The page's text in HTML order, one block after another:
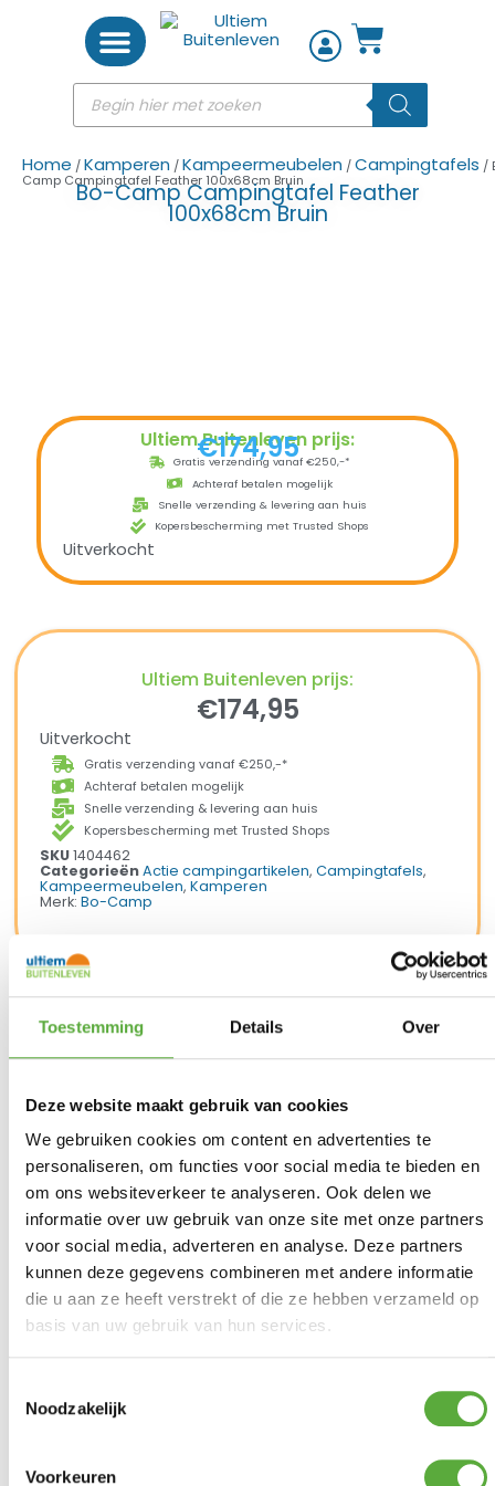
Toestemming Details Over
Deze website maakt gebruik van cookies
We gebruiken cookies om content en advertenties te
personaliseren, om functies voor social media te bieden en
om ons websiteverkeer te analyseren. Ook delen we
informatie over uw gebruik van onze site met onze partners
voor social media, adverteren en analyse. Deze partners
kunnen deze gegevens combineren met andere informatie
die u aan ze heeft verstrekt of die ze hebben verzameld op
basis van uw gebruik van hun services.
Noodzakelijk
Voorkeuren
Home /Kamperen /Kampeermeubelen /Campingtafels /
Camp Campingtafel Feather 100x68cm Bruin
Bo-Camp Campingtafel Feather
100x68cm Bruin
Ultiem Buitenleven prijs:
€174,95
Gratis verzending vanaf €250,-*
Achteraf betalen mogelijk
Snelle verzending & levering aan huis
Kopersbescherming met Trusted Shops
Uitverkocht
Ultiem Buitenleven prijs:
€174,95
Uitverkocht
Gratis verzending vanaf €250,-*
Achteraf betalen mogelijk
Snelle verzending & levering aan huis
Kopersbescherming met Trusted Shops
SKU1404462
Categorieën Actie campingartikelen,Campingtafels,
Kampeermeubelen,Kamperen
Merk:Bo-Camp
Gratis verzending vanaf €250,-*
Achteraf betalen mogelijk
GERELATEERDE PRODUCTEN
Mepal Kom Bacic 200 ml
Ocean Blue
€2,49
123 Products Polijstpasta fijn
in pot 540 gram
€
123 Products Superwax UV
Polydaun Reiskussen Beagle